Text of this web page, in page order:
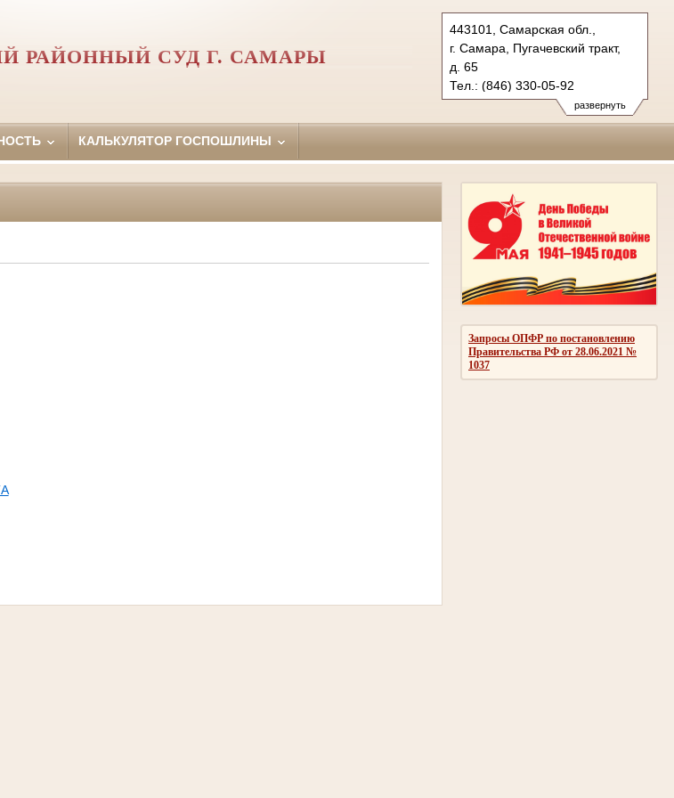
развернуть
443101, Самарская обл.,
г. Самара, Пугачевский тракт,
д. 65
Тел.: (846) 330-05-92
kuibyshevsky.sam@sudrf.ru
РАЙОННЫЙ СУД Г. САМАРЫ
КАЛЬКУЛЯТОР ГОСПОШЛИНЫ
Запросы ОПФР по постановлению
Правительства РФ от 28.06.2021 №
1037